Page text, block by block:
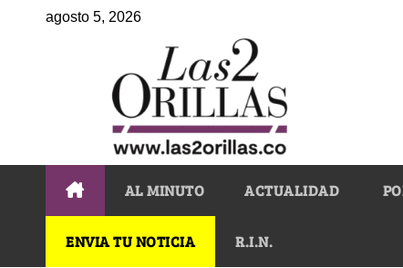
agosto 5, 2026
AL MINUTO ACTUALIDAD
ENVIA TU NOTICIA R.I.N.